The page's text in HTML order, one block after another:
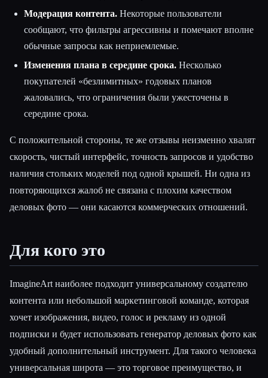
Модерация контента. Некоторые пользователи
сообщают, что фильтры агрессивны и помечают вполне
обычные запросы как неприемлемые.
Изменения плана в середине срока. Несколько
покупателей «безлимитных» годовых планов
жаловались, что ограничения были ужесточены в
середине срока.
С положительной стороны, те же отзывы неизменно хвалят
скорость, чистый интерфейс, точность запросов и удобство
наличия стольких моделей под одной крышей. Ни одна из
повторяющихся жалоб не связана с плохим качеством
деловых фото — они касаются коммерческих отношений.
Для кого это
ImagineArt наиболее подходит универсальному создателю
контента или небольшой маркетинговой команде, которая
хочет изображения, видео, голос и рекламу из одной
подписки и будет использовать генератор деловых фото как
удобный дополнительный инструмент. Для такого человека
универсальная широта — это торговое преимущество, и